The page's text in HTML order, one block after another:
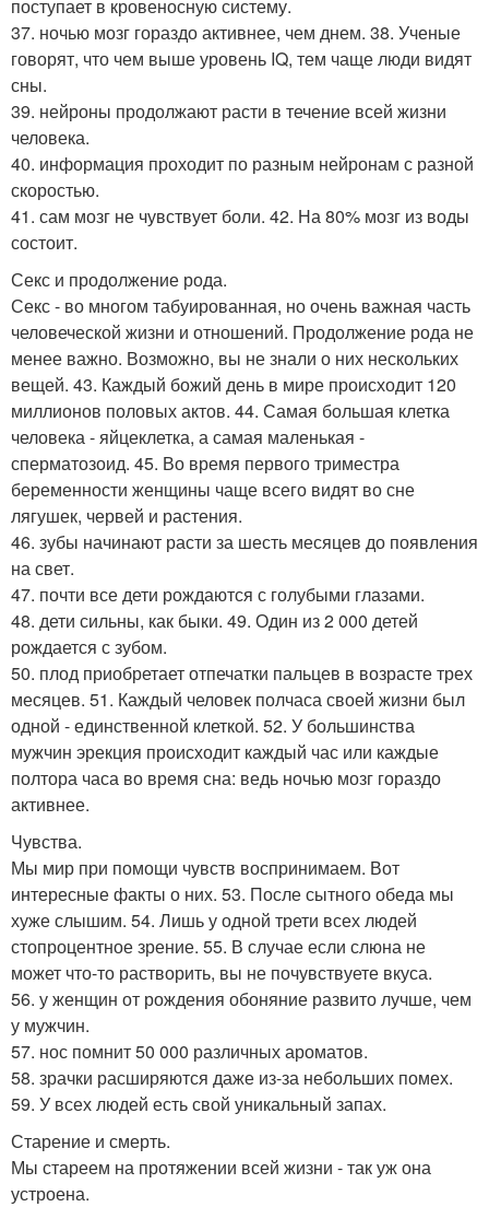
поступает в кровеносную систему.
37. ночью мозг гораздо активнее, чем днем. 38. Ученые
говорят, что чем выше уровень IQ, тем чаще люди видят
сны.
39. нейроны продолжают расти в течение всей жизни
человека.
40. информация проходит по разным нейронам с разной
скоростью.
41. сам мозг не чувствует боли. 42. На 80% мозг из воды
состоит.
Секс и продолжение рода.
Секс - во многом табуированная, но очень важная часть
человеческой жизни и отношений. Продолжение рода не
менее важно. Возможно, вы не знали о них нескольких
вещей. 43. Каждый божий день в мире происходит 120
миллионов половых актов. 44. Самая большая клетка
человека - яйцеклетка, а самая маленькая -
сперматозоид. 45. Во время первого триместра
беременности женщины чаще всего видят во сне
лягушек, червей и растения.
46. зубы начинают расти за шесть месяцев до появления
на свет.
47. почти все дети рождаются с голубыми глазами.
48. дети сильны, как быки. 49. Один из 2 000 детей
рождается с зубом.
50. плод приобретает отпечатки пальцев в возрасте трех
месяцев. 51. Каждый человек полчаса своей жизни был
одной - единственной клеткой. 52. У большинства
мужчин эрекция происходит каждый час или каждые
полтора часа во время сна: ведь ночью мозг гораздо
активнее.
Чувства.
Мы мир при помощи чувств воспринимаем. Вот
интересные факты о них. 53. После сытного обеда мы
хуже слышим. 54. Лишь у одной трети всех людей
стопроцентное зрение. 55. В случае если слюна не
может что-то растворить, вы не почувствуете вкуса.
56. у женщин от рождения обоняние развито лучше, чем
у мужчин.
57. нос помнит 50 000 различных ароматов.
58. зрачки расширяются даже из-за небольших помех.
59. У всех людей есть свой уникальный запах.
Старение и смерть.
Мы стареем на протяжении всей жизни - так уж она
устроена.